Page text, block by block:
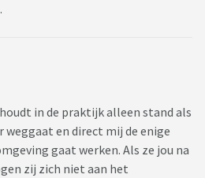
in de praktijk alleen stand als
weggaat en direct mij de enige
gaat werken. Als ze jou na
zij zich niet aan het